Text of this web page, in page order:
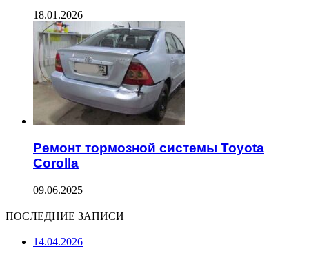
18.01.2026
Ремонт тормозной системы Toyota
Corolla
09.06.2025
ПОСЛЕДНИЕ ЗАПИСИ
14.04.2026